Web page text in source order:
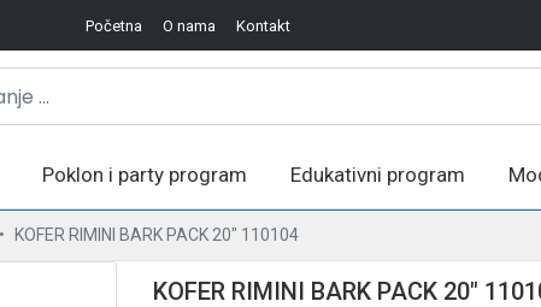
Početna O nama Kontakt
Poklon i party program Edukativni program
KOFER RIMINI BARK PACK 20" 110104
KOFER RIMINI BARK PACK 20"